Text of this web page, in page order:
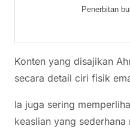
Penerbitan
Konten yang disajikan
secara detail ciri fisik
Ia juga sering
keaslian yang